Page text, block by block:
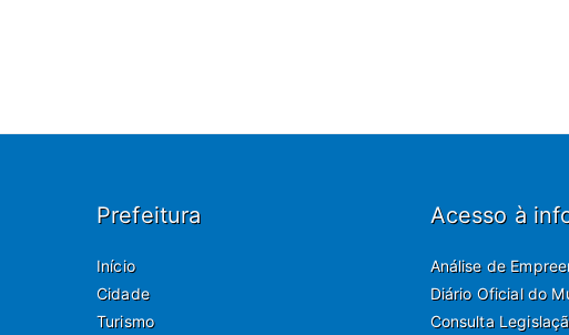
Prefeitura
Início
Cidade
Turismo
Acesso à
Análise de
Diário Oficial do
Consulta